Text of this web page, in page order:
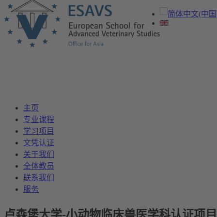
主页
专业课程
学习项目
文凭认证
关于我们
全体教员
联系我们
服务